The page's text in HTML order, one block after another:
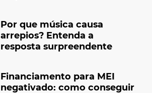
Por que música causa
arrepios? Entenda a
resposta surpreendente
Financiamento para MEI
negativado: como conseguir